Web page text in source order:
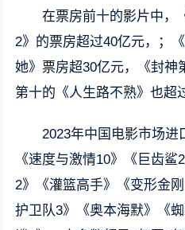
在票房前十的影片中，
2》的票房超过40亿元，；
她》票房超30亿元，《封神
第十的《人生路不熟》也超
2023年中国电影市场进
《速度与激情10》《巨齿
2》《灌篮高手》《变形金
护卫队3》《奥本海默》《